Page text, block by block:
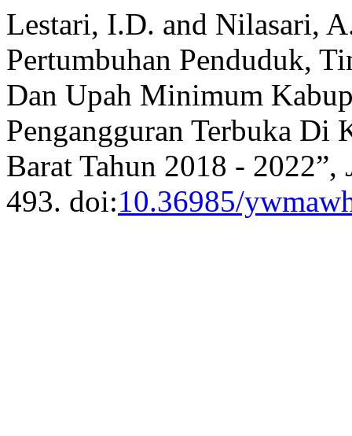
Lestari, I.D. and Nilasari,
Pertumbuhan Penduduk,
Dan Upah Minimum
Pengangguran Terbuka Di
Barat Tahun 2018 - 2022”,
493. doi:10.36985/